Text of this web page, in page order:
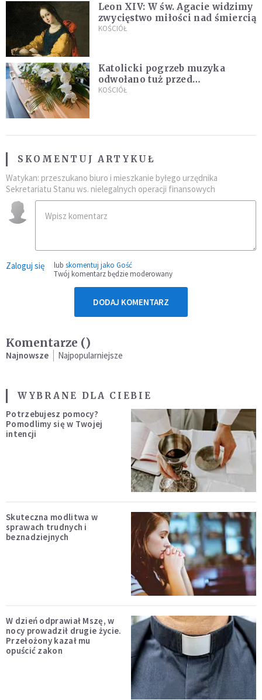
Leon XIV: W św. Agacie widzimy
zwycięstwo miłości nad śmiercią
KOŚCIÓŁ
Katolicki pogrzeb muzyka
odwołano tuż przed
uroczystością. Powodem była
KOŚCIÓŁ
SKOMENTUJ ARTYKUŁ
Watykan: przeszukano biuro i mieszkanie byłego urzędnika
Sekretariatu Stanu ws. nielegalnych operacji finansowych
Zaloguj się lub skomentuj jako Gość
Twój komentarz będzie moderowany
DODAJ KOMENTARZ
Komentarze ()
Najnowsze Najpopularniejsze
WYBRANE DLA CIEBIE
Potrzebujesz pomocy?
Pomodlimy się w Twojej
intencji
Skuteczna modlitwa w
sprawach trudnych i
beznadziejnych
W dzień odprawiał Mszę, w
nocy prowadził drugie życie.
Przełożony kazał mu
opuścić zakon